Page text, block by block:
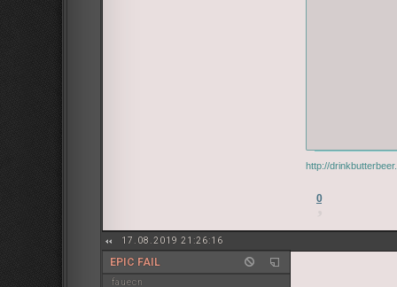
http://
0
17.08.2019 21:26:16
EPIC FAIL
fauecn